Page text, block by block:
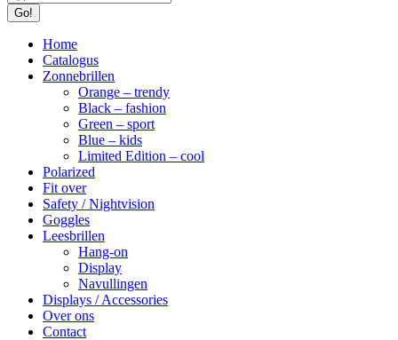
Home
Catalogus
Zonnebrillen
Orange – trendy
Black – fashion
Green – sport
Blue – kids
Limited Edition – cool
Polarized
Fit over
Safety / Nightvision
Goggles
Leesbrillen
Hang-on
Display
Navullingen
Displays / Accessories
Over ons
Contact